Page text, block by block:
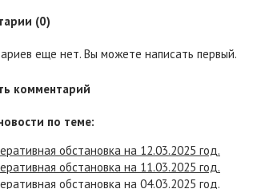
(0)
еще нет. Вы можете написать первый.
комментарий
по теме:
обстановка на 12.03.2025 год.
обстановка на 11.03.2025 год.
обстановка на 04.03.2025 год.